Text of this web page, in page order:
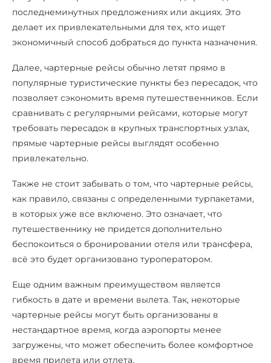
последнеминутных предложениях или акциях. Это
делает их привлекательными для тех, кто ищет
экономичный способ добраться до пункта назначения.
Далее, чартерные рейсы обычно летят прямо в
популярные туристические пункты без пересадок, что
позволяет сэкономить время путешественников. Если
сравнивать с регулярными рейсами, которые могут
требовать пересадок в крупных транспортных узлах,
прямые чартерные рейсы выглядят особенно
привлекательно.
Также не стоит забывать о том, что чартерные рейсы,
как правило, связаны с определенными турпакетами,
в которых уже все включено. Это означает, что
путешественнику не придется дополнительно
беспокоиться о бронировании отеля или трансфера,
всё это будет организовано туроператором.
Еще одним важным преимуществом является
гибкость в дате и времени вылета. Так, некоторые
чартерные рейсы могут быть организованы в
нестандартное время, когда аэропорты менее
загружены, что может обеспечить более комфортное
время прилета или отлета.